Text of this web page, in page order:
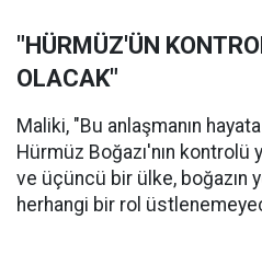
"HÜRMÜZ'ÜN
OLACAK"
Maliki, "Bu anlaşmanın
Hürmüz Boğazı'nın kontrolü
ve üçüncü bir ülke, boğazın
herhangi bir rol